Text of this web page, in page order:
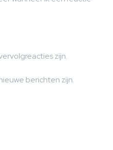
zijn.
berichten zijn.